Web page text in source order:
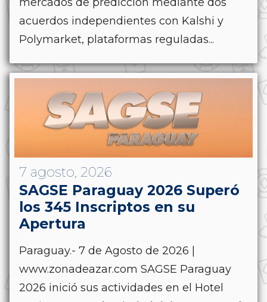
acuerdos independientes con Kalshi y
Polymarket, plataformas reguladas...
7 agosto, 2026
SAGSE Paraguay 2026 Superó
los 345 Inscriptos en su
Apertura
Paraguay.- 7 de Agosto de 2026 |
www.zonadeazar.com SAGSE Paraguay
2026 inició sus actividades en el Hotel